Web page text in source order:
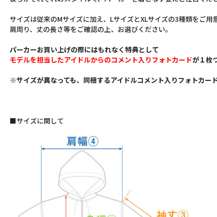
サイズは従来のMサイズに加え、LサイズとXLサイズの3種類をご用
肩周り、丈の長さ等をご確認の上、お選びください。
パーカーお買い上げの際にはもれなく特典として
モデルを担当したアイドルからのコメント入りフォトカードが１枚
※サイズが異なっても、同梱するアイドルコメント入りフォトカー
■サイズに関して